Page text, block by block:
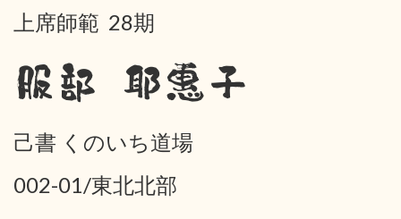
上席師範 28期
服部 耶惠子
己書 くのいち道場
002-01/東北北部